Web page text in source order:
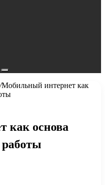
Поиск...
/Мобильный интернет как
как основа